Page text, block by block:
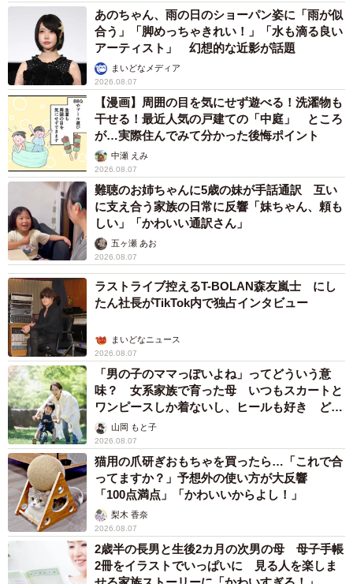
あのちゃん、雨の日のショーパン姿に「雨が似
合う」「脚めっちゃきれい！」「水も滴る良い
アーティスト」 幻想的な近影が話題
まいどなメディア
2026.08.07
【漫画】周囲の目を気にせず遊べる！洗濯物も
干せる！最近人気の戸建ての「中庭」 ところ
が…実際住んでみて分かった後悔ポイント
中瀬 えみ
2026.08.07
難聴のお姉ちゃんに5歳の妹が手話通訳 互い
に支え合う家族の日常に反響「妹ちゃん、頼も
しい」「かわいい通訳さん」
五ヶ瀬 あお
2026.08.07
ラストライブ控えるT-BOLAN森友嵐士 にし
たん社長がTikTok内で独占インタビュー
まいどなニュース
2026.08.07
「男の子のママっぽいよね」ってどういう意
味？ 女系家族で育った母 いつもスカートと
ワンピースしか着ないし、ヒールも好き どの
へんが…
山岡 もと子
2026.08.07
猫用の爪研ぎおもちゃを買ったら…「これで合
ってますか？」予想外の使い方が大反響
「100点満点」「かわいいからよし！」
梨木 香奈
2026.08.07
2歳半の長男と生後2カ月の次男の母 母子手帳
2冊をイラストでいっぱいに 見る人を楽しま